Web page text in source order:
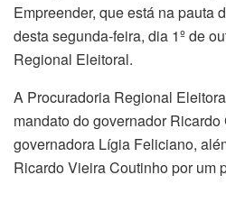
Empreender, que está na pauta
desta segunda-feira, dia 1º de
Regional Eleitoral.
A Procuradoria Regional
mandato do governador
governadora Lígia Feliciano,
Ricardo Vieira Coutinho por um